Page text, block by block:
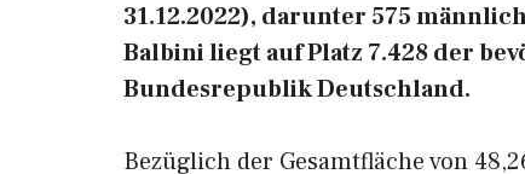
31.12.2022), darunter 575
Balbini liegt auf Platz 7.428 der
Bundesrepublik Deutschland.
Bezüglich der Gesamtfläche von